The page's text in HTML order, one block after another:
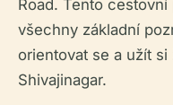
Road. Tento
všechny základní
orientovat se a užít
Shivajinagar.